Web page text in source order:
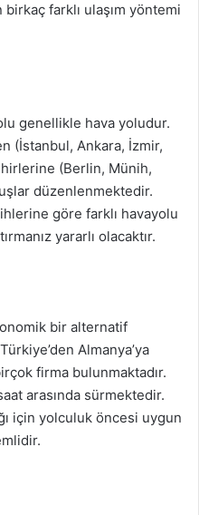
farklı ulaşım yöntemi
genellikle hava yoludur.
(İstanbul, Ankara, İzmir,
(Berlin, Münih,
düzenlenmektedir.
göre farklı havayolu
yararlı olacaktır.
bir alternatif
Almanya’ya
firma bulunmaktadır.
arasında sürmektedir.
için yolculuk öncesi uygun